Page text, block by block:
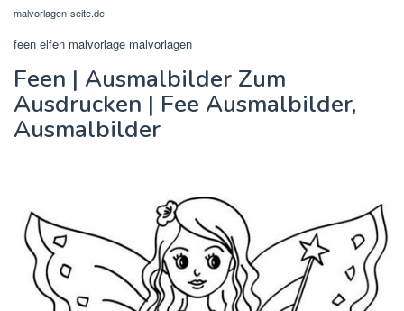
malvorlagen-seite.de
feen elfen malvorlage malvorlagen
Feen | Ausmalbilder Zum
Ausdrucken | Fee Ausmalbilder,
Ausmalbilder